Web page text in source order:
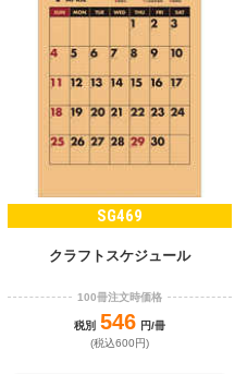
SG469
クラフトスケジュール
100冊注文時価格
税別 546 円/冊
(税込600円)